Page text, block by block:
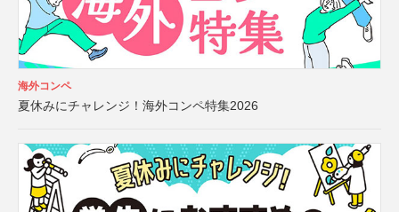
海外コンペ
夏休みにチャレンジ！海外コンペ特集2026